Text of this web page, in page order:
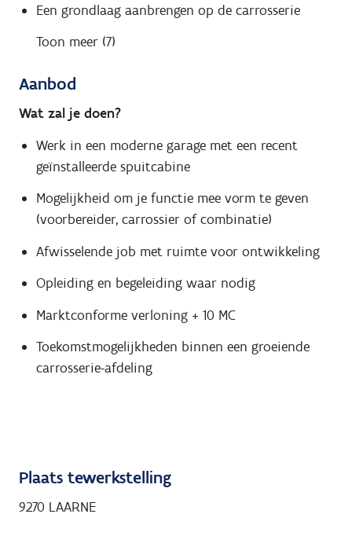
Een grondlaag aanbrengen op de carrosserie
Toon meer (7)
Aanbod
Wat zal je doen?
Werk in een moderne garage met een recent
geïnstalleerde spuitcabine
Mogelijkheid om je functie mee vorm te geven
(voorbereider, carrossier of combinatie)
Afwisselende job met ruimte voor ontwikkeling
Opleiding en begeleiding waar nodig
Marktconforme verloning + 10 MC
Toekomstmogelijkheden binnen een groeiende
carrosserie-afdeling
Plaats tewerkstelling
9270 LAARNE